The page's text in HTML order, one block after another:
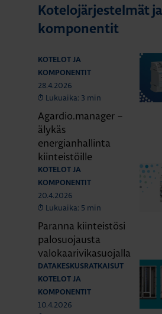
Kotelojärjestelmät ja
komponentit
KOTELOT JA
KOMPONENTIT
28.4.2026
Lukuaika: 3 min
Agardio.manager –
älykäs
energianhallinta
kiinteistöille
KOTELOT JA
KOMPONENTIT
20.4.2026
Lukuaika: 5 min
Paranna kiinteistösi
palosuojausta
valokaarivikasuojalla
DATAKESKUSRATKAISUT
KOTELOT JA
KOMPONENTIT
10.4.2026